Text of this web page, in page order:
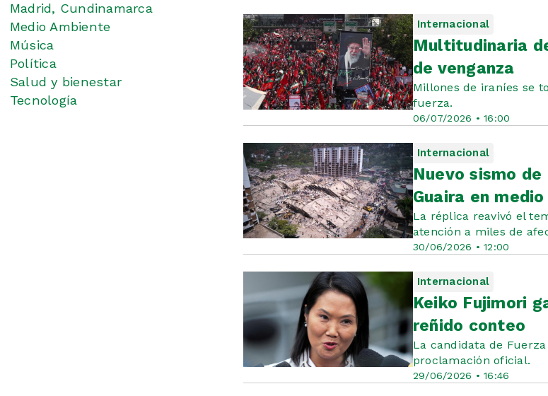
Madrid, Cundinamarca
Medio Ambiente
Música
Política
Salud y bienestar
Tecnología
Internacional
06/07/2026 • 16:00
Multitudinaria
de venganza
Millones de iraníes se
fuerza.
Internacional
30/06/2026 • 12:00
Nuevo sismo
Guaira en
La réplica reavivó el
atención a miles de
Internacional
29/06/2026 • 16:46
Keiko Fujimori
reñido conteo
La candidata de
proclamación oficial.